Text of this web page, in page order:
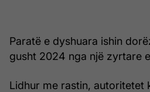
Paratë e dyshuara ishin
gusht 2024 nga një zyrtare
Lidhur me rastin, autoritetet